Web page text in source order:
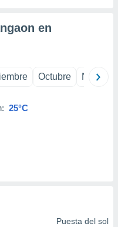
en
Octubre
25°C
Puesta del sol